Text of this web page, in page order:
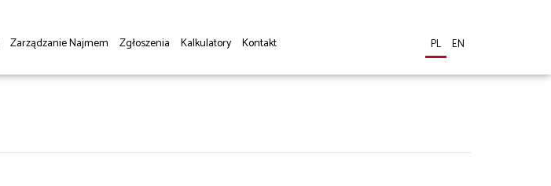
Zarządzanie Najmem Zgłoszenia Kalkulatory Kontakt PL EN